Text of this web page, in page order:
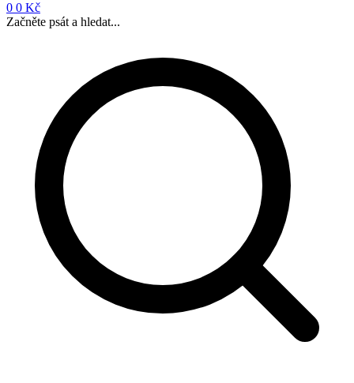
0 0 Kč
Začněte psát a hledat...